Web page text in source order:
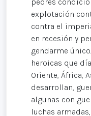
explotación
contra el
en recesión y
gendarme
heroicas que
Oriente, África,
desarrollan,
algunas con
luchas